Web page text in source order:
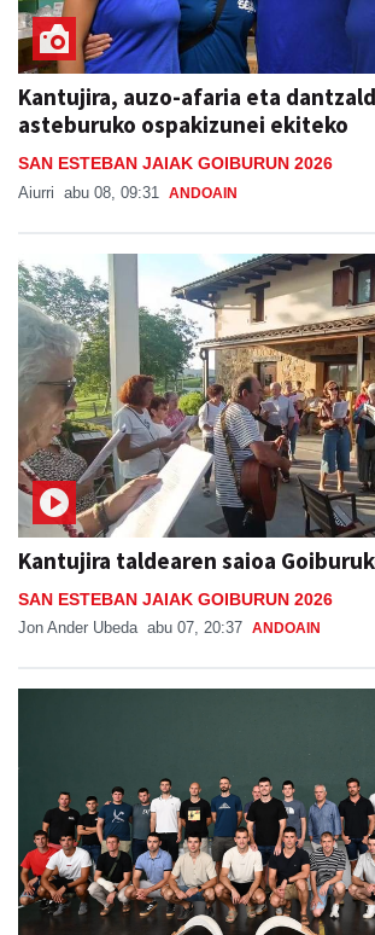
Kantujira, auzo-afaria eta
asteburuko ospakizunei ekiteko
SAN ESTEBAN JAIAK GOIBURUN 2026
Aiurri abu 08, 09:31 ANDOAIN
Kantujira taldearen saioa
SAN ESTEBAN JAIAK GOIBURUN 2026
Jon Ander Ubeda abu 07, 20:37 ANDOAIN